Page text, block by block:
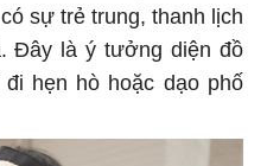
sự trẻ trung, thanh lịch
Đây là ý tưởng diện đồ
hẹn hò hoặc dạo phố